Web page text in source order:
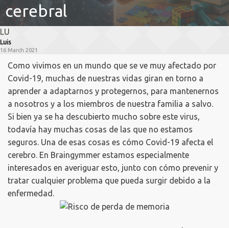
Identificarse
cerebral
LU
Luis
16 March 2021
Como vivimos en un mundo que se ve muy afectado por
Covid-19, muchas de nuestras vidas giran en torno a
aprender a adaptarnos y protegernos, para mantenernos
a nosotros y a los miembros de nuestra familia a salvo.
Si bien ya se ha descubierto mucho sobre este virus,
todavía hay muchas cosas de las que no estamos
seguros. Una de esas cosas es cómo Covid-19 afecta el
cerebro. En Braingymmer estamos especialmente
interesados ​​en averiguar esto, junto con cómo prevenir y
tratar cualquier problema que pueda surgir debido a la
enfermedad.